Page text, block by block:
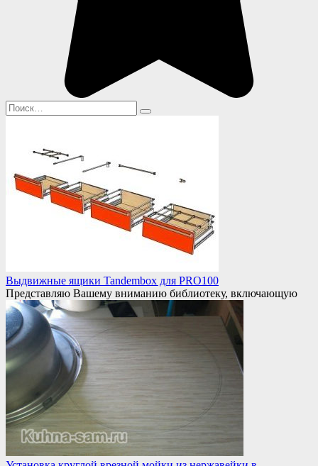
Search
for:
Выдвижные ящики Tandembox для PRO100
Представляю Вашему вниманию библиотеку, включающую